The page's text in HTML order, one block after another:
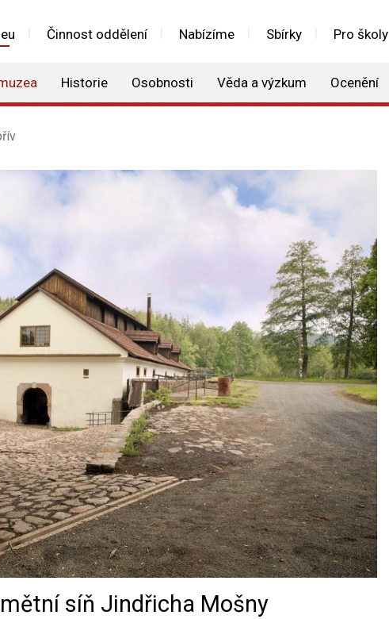
Činnost oddělení Nabízíme Sbírky Pro školy
Historie Osobnosti Věda a výzkum Ocenění
síň Jindřicha Mošny